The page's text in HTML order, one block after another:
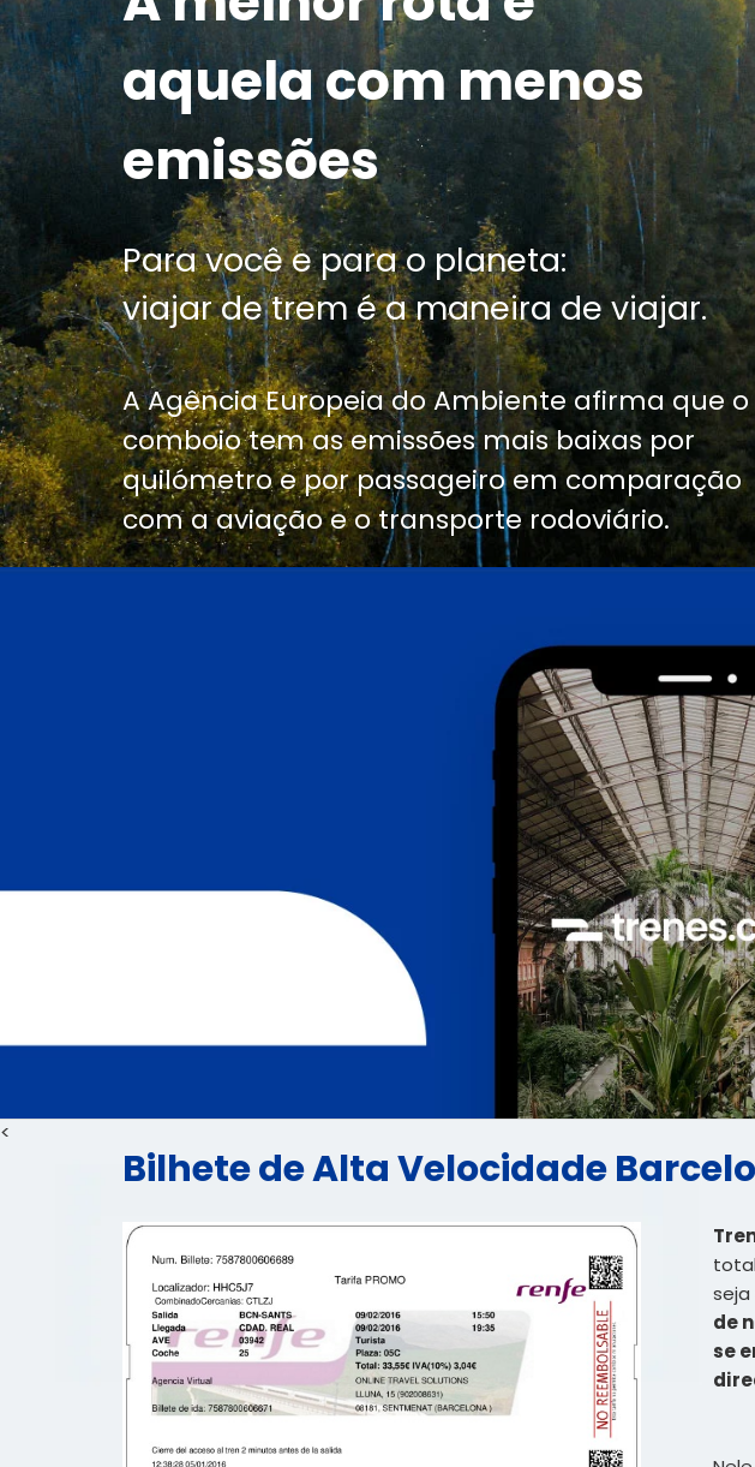
aquela com menos
emissões
Para você e para o planeta:
viajar de trem é a maneira de viajar.
A Agência Europeia do Ambiente afirma que o
comboio tem as emissões mais baixas por
quilómetro e por passageiro em comparação
com a aviação e o transporte rodoviário.
<
Bilhete de Alta Velocidade
seja
de
se